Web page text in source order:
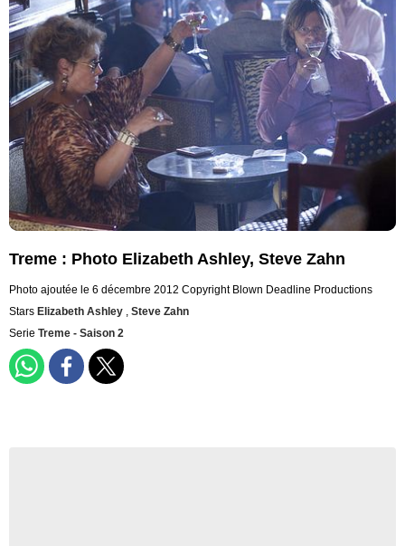
Treme : Photo Elizabeth Ashley, Steve Zahn
Photo ajoutée le 6 décembre 2012 Copyright Blown Deadline Productions
Stars Elizabeth Ashley , Steve Zahn
Serie Treme - Saison 2